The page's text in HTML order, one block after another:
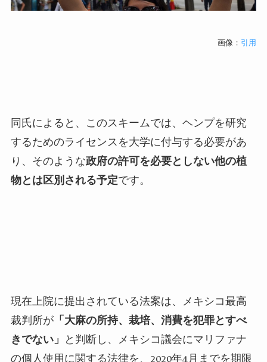
画像： 引用
同氏によると、このスキームでは、ヘンプを研究
するためのライセンスを大学に付与する必要があ
り、そのような政府の許可を必要としない他の植
物とは区別される予定です。
現在上院に提出されている法案は、メキシコ最高
裁判所が「大麻の所持、栽培、消費を犯罪とすべ
きでない」
と判断し、メキシコ議会にマリファナ
の個人使用に関する法律を、 2020年4月までを期限